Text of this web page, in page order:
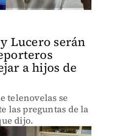
Lucero serán
a hijos de
telenovelas se
las preguntas de la
dijo.